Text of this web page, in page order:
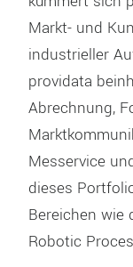
Markt- und
industrieller
providata
Abrechnung,
Messervice
dieses
Bereichen
Robotic